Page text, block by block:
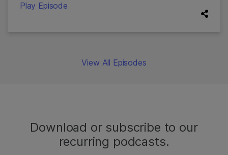
Play Episode
View All Episodes
Download or subscribe to our
recurring podcasts.